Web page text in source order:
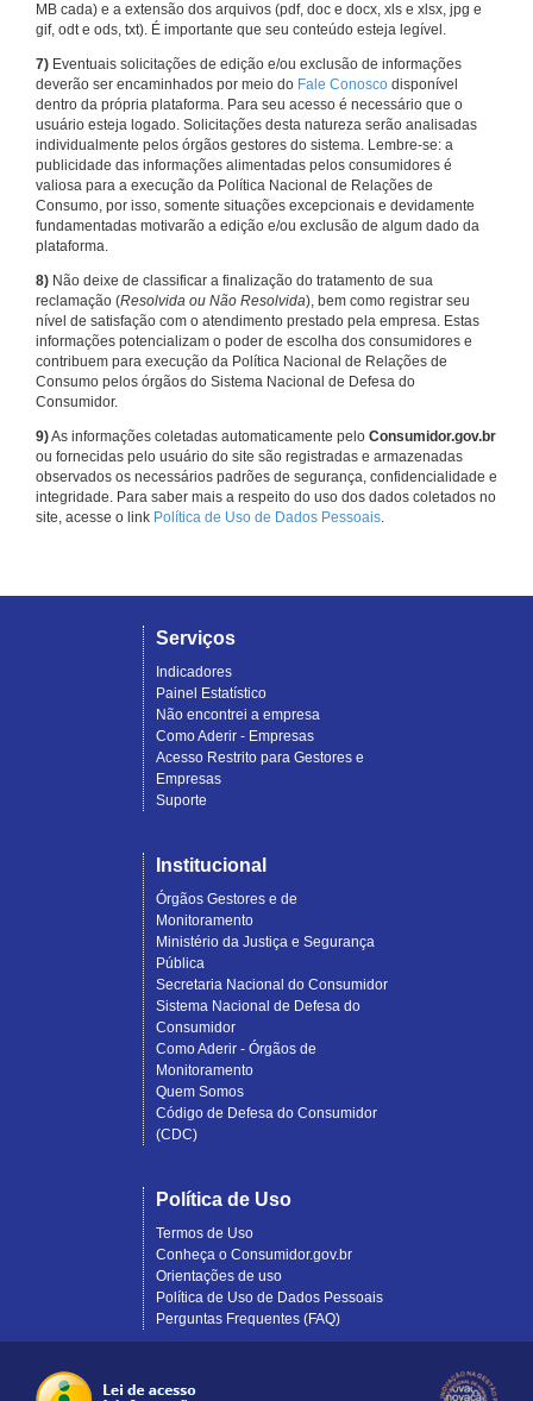
MB cada) e a extensão dos arquivos (pdf, doc e docx, xls e xlsx, jpg e
gif, odt e ods, txt). É importante que seu conteúdo esteja legível.
7) Eventuais solicitações de edição e/ou exclusão de informações
deverão ser encaminhados por meio do Fale Conosco disponível
dentro da própria plataforma. Para seu acesso é necessário que o
usuário esteja logado. Solicitações desta natureza serão analisadas
individualmente pelos órgãos gestores do sistema. Lembre-se: a
publicidade das informações alimentadas pelos consumidores é
valiosa para a execução da Política Nacional de Relações de
Consumo, por isso, somente situações excepcionais e devidamente
fundamentadas motivarão a edição e/ou exclusão de algum dado da
plataforma.
8) Não deixe de classificar a finalização do tratamento de sua
reclamação (Resolvida ou Não Resolvida), bem como registrar seu
nível de satisfação com o atendimento prestado pela empresa. Estas
informações potencializam o poder de escolha dos consumidores e
contribuem para execução da Política Nacional de Relações de
Consumo pelos órgãos do Sistema Nacional de Defesa do
Consumidor.
9)As informações coletadas automaticamente pelo Consumidor.gov.br
ou fornecidas pelo usuário do site são registradas e armazenadas
observados os necessários padrões de segurança, confidencialidade e
integridade. Para saber mais a respeito do uso dos dados coletados no
site, acesse o link Política de Uso de Dados Pessoais.
Serviços
Indicadores
Painel Estatístico
Não encontrei a empresa
Como Aderir - Empresas
Acesso Restrito para Gestores e
Empresas
Suporte
Institucional
Órgãos Gestores e de
Monitoramento
Ministério da Justiça e Segurança
Pública
Secretaria Nacional do Consumidor
Sistema Nacional de Defesa do
Consumidor
Como Aderir - Órgãos de
Monitoramento
Quem Somos
Código de Defesa do Consumidor
(CDC)
Política de Uso
Termos de Uso
Conheça o Consumidor.gov.br
Orientações de uso
Política de Uso de Dados Pessoais
Perguntas Frequentes (FAQ)